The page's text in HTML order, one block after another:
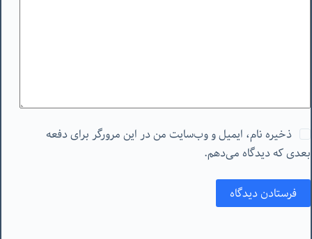
ذخیره نام، ایمیل و وب‌سایت من در این مرورگر برای دفعه
بعدی که دیدگاه می‌دهم.
فرستادن دیدگاه